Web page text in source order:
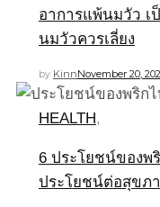
อาการแพ้นมวัว เ
นมวัวควรเลี่ยง
by KinnNovember 20,
HEALTH,
6 ประโยชน์ของพ
ประโยชน์ต่อสุขภ